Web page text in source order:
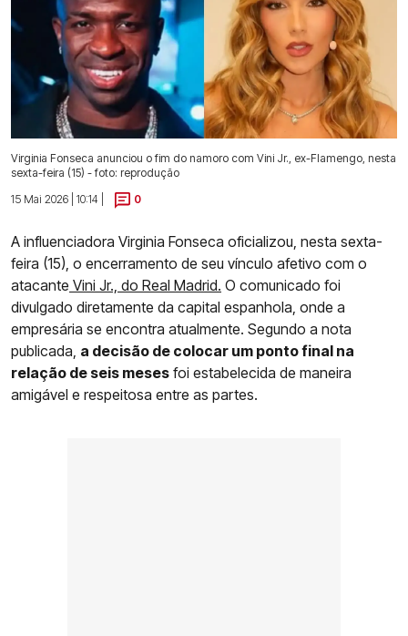
Virginia Fonseca anunciou o fim do namoro com Vini Jr., ex-Flamengo, nesta
sexta-feira (15) - foto: reprodução
15 Mai 2026 | 10:14 |
0
A influenciadora Virginia Fonseca oficializou, nesta sexta-
feira (15), o encerramento de seu vínculo afetivo com o
atacante Vini Jr., do Real Madrid. O comunicado foi
divulgado diretamente da capital espanhola, onde a
empresária se encontra atualmente. Segundo a nota
publicada, a decisão de colocar um ponto final na
relação de seis meses foi estabelecida de maneira
amigável e respeitosa entre as partes.